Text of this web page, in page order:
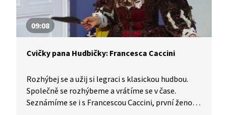
09:08
Cvičky pana Hudbičky: Francesca Caccini
Rozhýbej se a užij si legraci s klasickou hudbou.
Společně se rozhýbeme a vrátíme se v čase.
Seznámíme se i s Francescou Caccini, první ženou,